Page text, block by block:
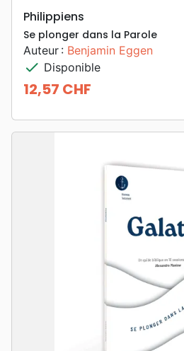
Philippiens
Se plonger dans la Parole
Auteur : Benjamin Eggen
check Disponible
Prix
12,57 CHF